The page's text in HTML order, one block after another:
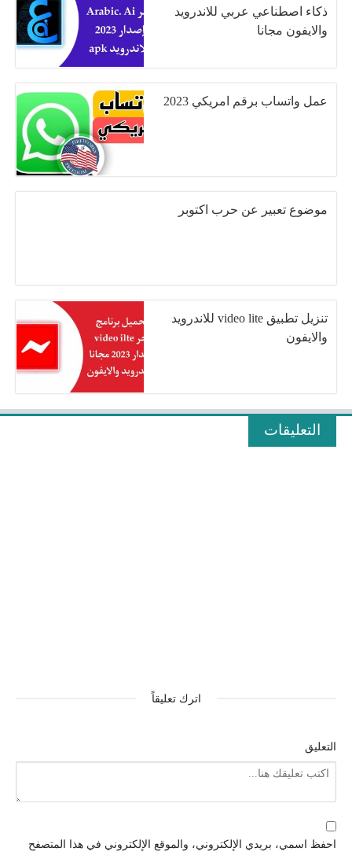
ذكاء اصطناعي عربي للاندرويد
والايفون مجانا
عمل واتساب برقم امريكي 2023
موضوع تعبير عن حرب اكتوبر
تنزيل تطبيق video lite للاندرويد
والايفون
التعليقات
اترك تعليقاً
التعليق
احفظ اسمي، بريدي الإلكتروني، والموقع الإلكتروني في هذا المتصفح